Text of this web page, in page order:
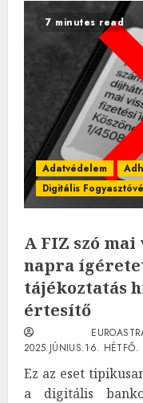
7 minutes read
Adatvédelem
Digitális
A FIZ szó
napra
tájékoztatás
értesítő
2025.JÚNIUS.16. HÉTFŐ.
Ez az eset
a digitális